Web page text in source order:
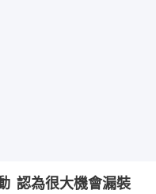
認為很大機會漏裝